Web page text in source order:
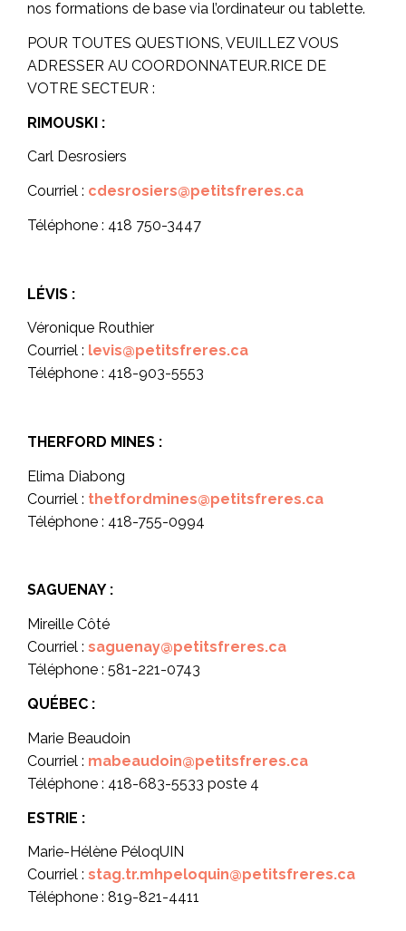
nos formations de base via l’ordinateur ou tablette.
POUR TOUTES QUESTIONS, VEUILLEZ VOUS
ADRESSER AU COORDONNATEUR.RICE DE
VOTRE SECTEUR :
RIMOUSKI :
Carl Desrosiers
Courriel : cdesrosiers@petitsfreres.ca
Téléphone : 418 750-3447
LÉVIS :
Véronique Routhier
Courriel : levis@petitsfreres.ca
Téléphone : 418-903-5553
THERFORD MINES :
Elima Diabong
Courriel : thetfordmines@petitsfreres.ca
Téléphone : 418-755-0994
SAGUENAY :
Mireille Côté
Courriel : saguenay@petitsfreres.ca
Téléphone : 581-221-0743
QUÉBEC :
Marie Beaudoin
Courriel : mabeaudoin@petitsfreres.ca
Téléphone : 418-683-5533 poste 4
ESTRIE :
Marie-Hélène PéloqUIN
Courriel : stag.tr.mhpeloquin@petitsfreres.ca
Téléphone : 819-821-4411